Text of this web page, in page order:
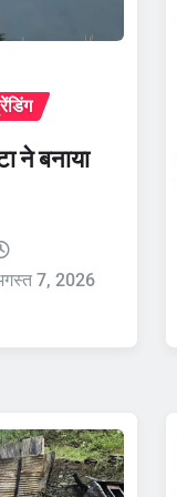
ने बनाया
7, 2026